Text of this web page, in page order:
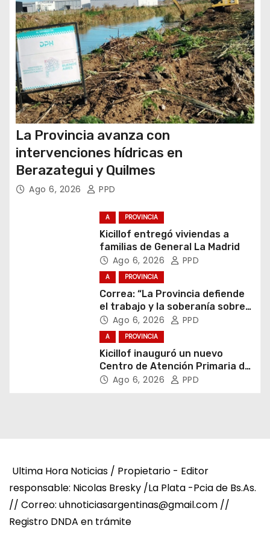
d
a
s
La Provincia avanza con
intervenciones hídricas en
Berazategui y Quilmes
Ago 6, 2026 PPD
A PROVINCIA
Kicillof entregó viviendas a
familias de General La Madrid
Ago 6, 2026 PPD
A PROVINCIA
Correa: “La Provincia defiende
el trabajo y la soberanía sobre
puertos y ríos”
Ago 6, 2026 PPD
A PROVINCIA
Kicillof inauguró un nuevo
Centro de Atención Primaria de
la Salud
Ago 6, 2026 PPD
Ultima Hora Noticias / Propietario - Editor
responsable: Nicolas Bresky /La Plata -Pcia de Bs.As.
// Correo: uhnoticiasargentinas@gmail.com //
Registro DNDA en trámite